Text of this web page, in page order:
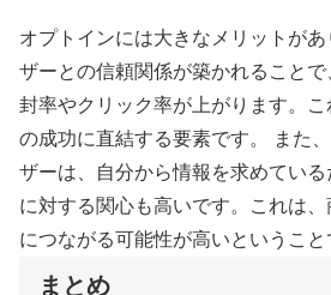
オプトインには大きなメリットが
ザーとの信頼関係が築かれること
封率やクリック率が上がります。
の成功に直結する要素です。 また
ザーは、自分から情報を求めてい
に対する関心も高いです。これは
につながる可能性が高いということ
まとめ